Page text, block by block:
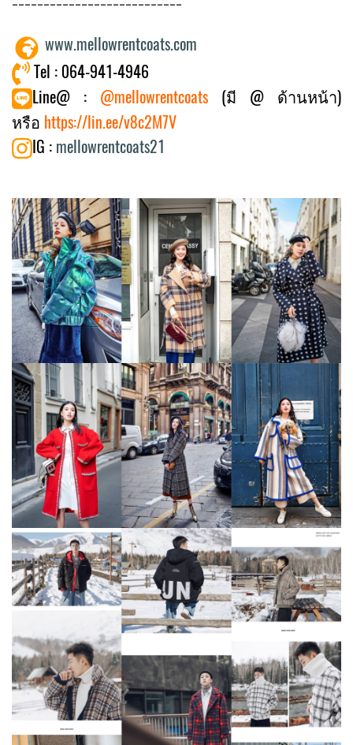
---------------------------
www.mellowrentcoats.com
Tel : 064-941-4946
Line@ : @mellowrentcoats (มี @ ด้านหน้า)
หรือ https://lin.ee/v8c2M7V
IG : mellowrentcoats21